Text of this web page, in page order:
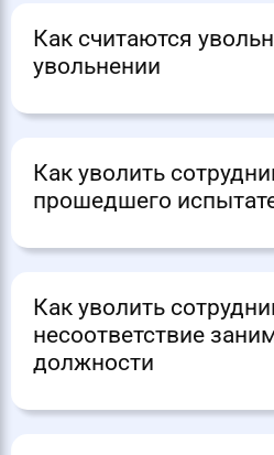
Как считаются
увольнении
Как уволить
прошедшего
Как уволить
несоответствие
должности